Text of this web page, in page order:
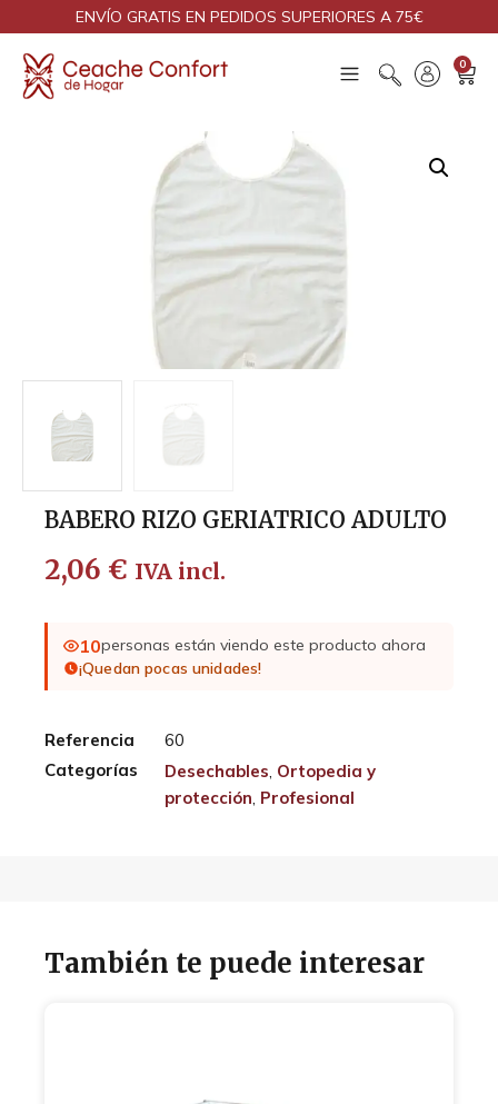
ENVÍO GRATIS EN PEDIDOS SUPERIORES A 75€
0
BABERO RIZO GERIATRICO ADULTO
2,06 € IVA incl.
10personas están viendo este producto ahora
¡Quedan pocas unidades!
Referencia
60
Categorías
Desechables Ortopedia y
protección Profesional
También te puede interesar